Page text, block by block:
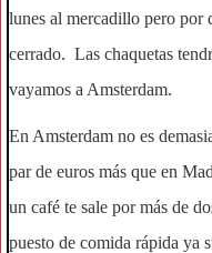
lunes al mercadillo pero por
cerrado. Las chaquetas
vayamos a Amsterdam.
En Amsterdam no es
par de euros más que en
un café te sale por más de
puesto de comida rápida ya